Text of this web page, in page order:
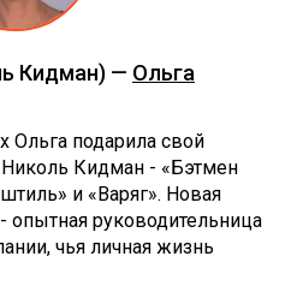
Кидман) — Ольга
Ольга подарила свой
Кидман - «Бэтмен
и «Варяг». Новая
опытная руководительница
чья личная жизнь